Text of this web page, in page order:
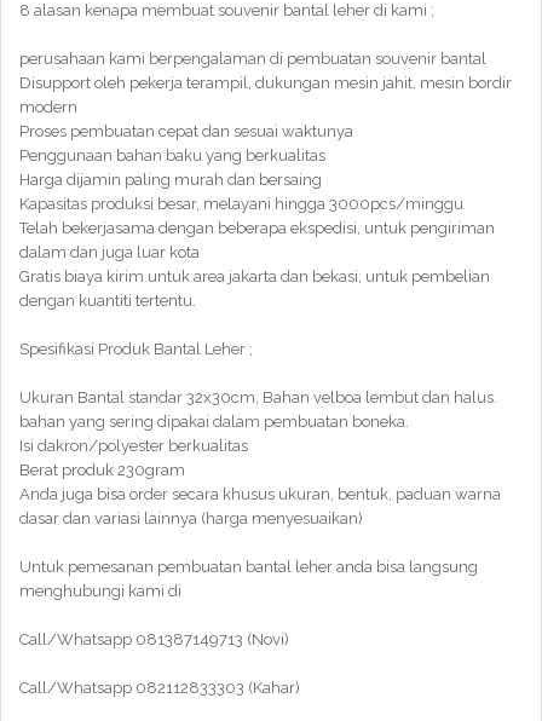
8 alasan kenapa membuat souvenir bantal leher di kami ;
perusahaan kami berpengalaman di pembuatan souvenir bantal
Disupport oleh pekerja terampil, dukungan mesin jahit, mesin bordir
modern
Proses pembuatan cepat dan sesuai waktunya
Penggunaan bahan baku yang berkualitas
Harga dijamin paling murah dan bersaing
Kapasitas produksi besar, melayani hingga 3000pcs/minggu
Telah bekerjasama dengan beberapa ekspedisi, untuk pengiriman
dalam dan juga luar kota
Gratis biaya kirim untuk area jakarta dan bekasi, untuk pembelian
dengan kuantiti tertentu.
Spesifikasi Produk Bantal Leher ;
Ukuran Bantal standar 32x30cm, Bahan velboa lembut dan halus.
bahan yang sering dipakai dalam pembuatan boneka.
Isi dakron/polyester berkualitas
Berat produk 230gram
Anda juga bisa order secara khusus ukuran, bentuk, paduan warna
dasar dan variasi lainnya (harga menyesuaikan)
Untuk pemesanan pembuatan bantal leher anda bisa langsung
menghubungi kami di
Call/Whatsapp 081387149713 (Novi)
Call/Whatsapp 082112833303 (Kahar)